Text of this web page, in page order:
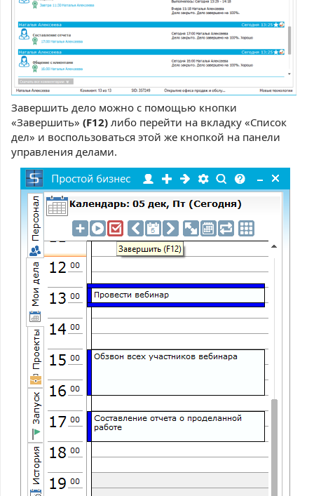
Завершить дело можно с помощью кнопки
«Завершить» (F12) либо перейти на вкладку «Список
дел» и воспользоваться этой же кнопкой на панели
управления делами.